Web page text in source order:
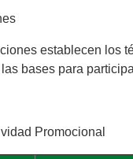
establecen los
bases para
Promocional